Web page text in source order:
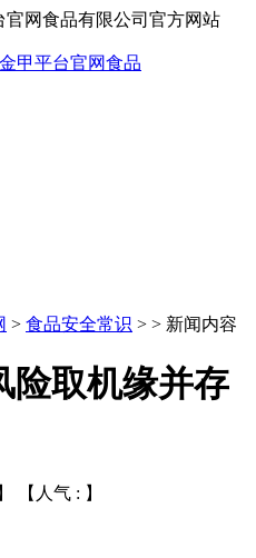
网食品有限公司官方网站
> 食品安全常识 > > 新闻内容
险取机缘并存
【人气 : 】